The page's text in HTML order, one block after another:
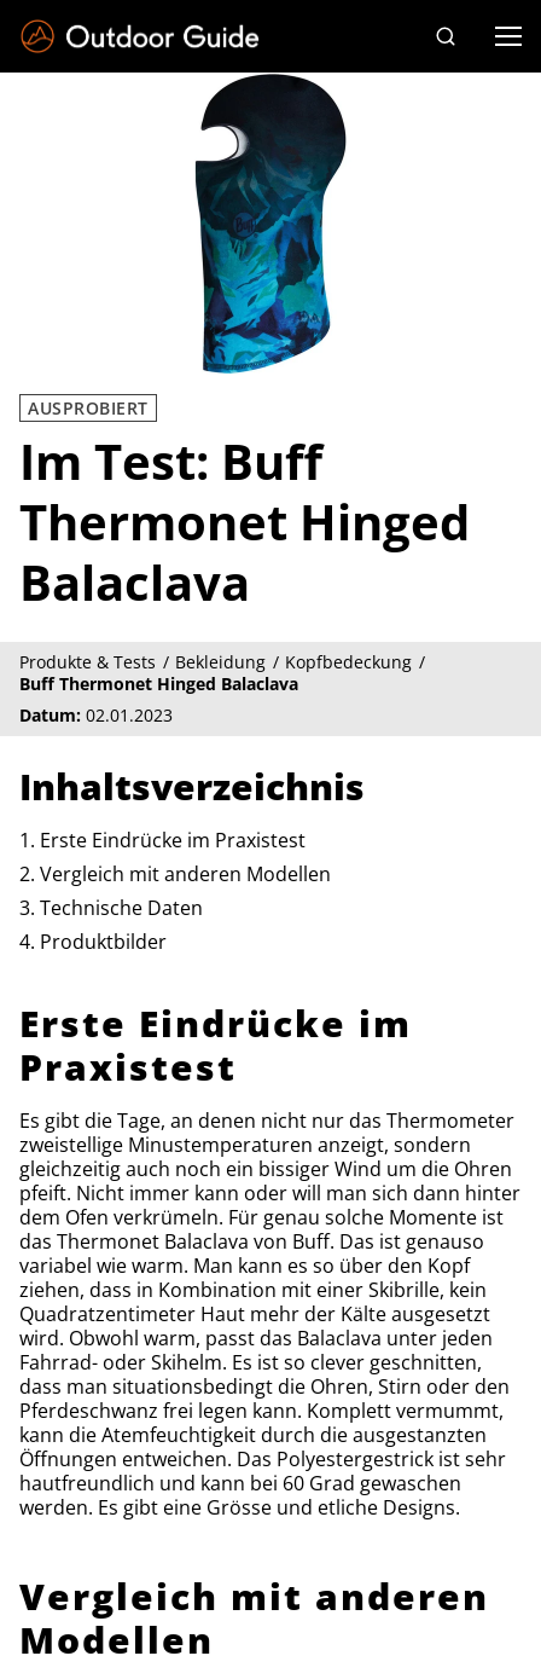
AUSPROBIERT
Im Test: Buff
Thermonet Hinged
Balaclava
Produkte & Tests Bekleidung
Kopfbedeckung
Buff Thermonet Hinged Balaclava
Datum: 02.01.2023
Inhaltsverzeichnis
Erste Eindrücke im Praxistest
Vergleich mit anderen Modellen
Technische Daten
Produktbilder
Erste Eindrücke im
Praxistest
Es gibt die Tage, an denen nicht nur das Thermometer
zweistellige Minustemperaturen anzeigt, sondern
gleichzeitig auch noch ein bissiger Wind um die Ohren
pfeift. Nicht immer kann oder will man sich dann hinter
dem Ofen verkrümeln. Für genau solche Momente ist
das Thermonet Balaclava von Buff. Das ist genauso
variabel wie warm. Man kann es so über den Kopf
ziehen, dass in Kombination mit einer Skibrille, kein
Quadratzentimeter Haut mehr der Kälte ausgesetzt
wird. Obwohl warm, passt das Balaclava unter jeden
Fahrrad- oder Skihelm. Es ist so clever geschnitten,
dass man situationsbedingt die Ohren, Stirn oder den
Pferdeschwanz frei legen kann. Komplett vermummt,
kann die Atemfeuchtigkeit durch die ausgestanzten
Öffnungen entweichen. Das Polyestergestrick ist sehr
hautfreundlich und kann bei 60 Grad gewaschen
werden. Es gibt eine Grösse und etliche Designs.
Vergleich mit anderen
Modellen
Drücken Sie die Eingabetaste zum Suchen